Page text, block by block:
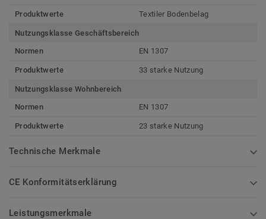
Produktwerte Textiler Bodenbelag
Nutzungsklasse Geschäftsbereich
Normen
EN 1307
Produktwerte 33 starke Nutzung
Nutzungsklasse Wohnbereich
Normen
EN 1307
Produktwerte 23 starke Nutzung
Technische Merkmale
CE Konformitätserklärung
Leistungsmerkmale